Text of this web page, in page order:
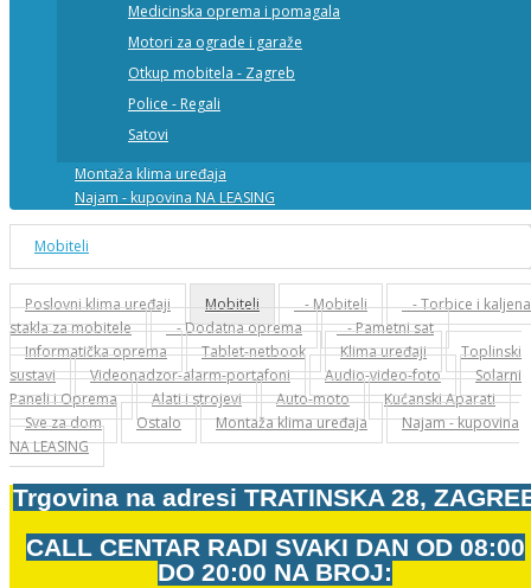
Medicinska oprema i pomagala
Motori za ograde i garaže
Otkup mobitela - Zagreb
Police - Regali
Satovi
Montaža klima uređaja
Najam - kupovina NA LEASING
Mobiteli
Poslovni klima uređaji Mobiteli - Mobiteli
- Torbice i kaljena
stakla za mobitele
- Dodatna oprema
- Pametni sat
Informatička oprema
Tablet-netbook Klima uređaji
Toplinski
sustavi
Videonadzor-alarm-portafoni Audio-video-foto
Solarni
Paneli i Oprema
Alati i strojevi Auto-moto
Kućanski Aparati
Sve za dom
Ostalo Montaža klima uređaja
Najam - kupovina
NA LEASING
Trgovina na adresi TRATINSKA 28,
CALL CENTAR RADI SVAKI DAN OD 08:00
DO 20:00 NA BROJ: